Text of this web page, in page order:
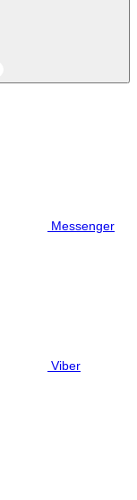
Messenger
Viber